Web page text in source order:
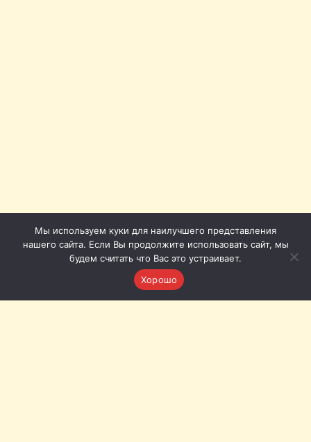
Мы используем куки для наилучшего представления
нашего сайта. Если Вы продолжите использовать сайт, мы
будем считать что Вас это устраивает.
Хорошо